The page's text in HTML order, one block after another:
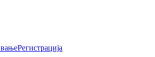
Регистрација